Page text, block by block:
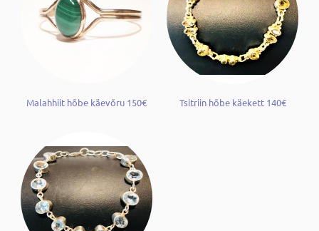
Malahhiit hõbe käevõru 150€ Tsitriin hõbe käekett 140€